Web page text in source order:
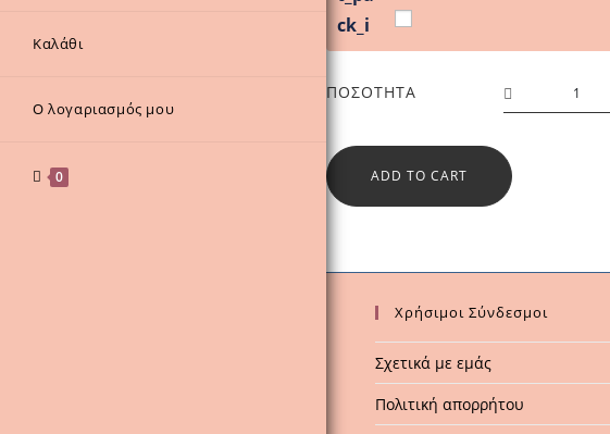
Καλάθι
Ο λογαριασμός μου
0
ΠΟΣΌΤΗΤΑ
ΦΑΚΕΛΟΣ
ΚΟΥΜΠΙ
ADD TO CART
Χρήσιμοι Σύνδεσμοι
Σχετικά με εμάς
Πολιτική απορρήτου